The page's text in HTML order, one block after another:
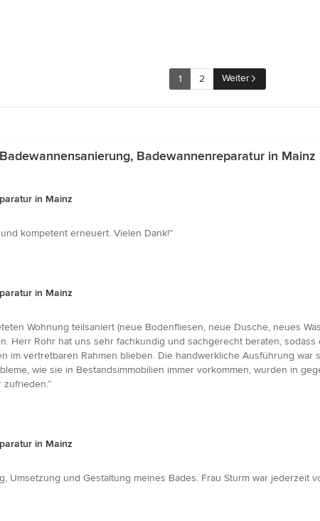
1 2 Weiter
Badewannenreparatur in Mainz
in Mainz
kompetent erneuert. Vielen Dank!”
in Mainz
Wohnung teilsaniert (neue Bodenfliesen, neue Dusche, neues
Herr Rohr hat uns sehr fachkundig und sachgerecht beraten,
im vertretbaren Rahmen blieben. Die handwerkliche Ausführung
wie sie in Bestandsimmobilien immer vorkommen, wurden in
in Mainz
Umsetzung und Gestaltung meines Bades. Frau Sturm war jederzeit